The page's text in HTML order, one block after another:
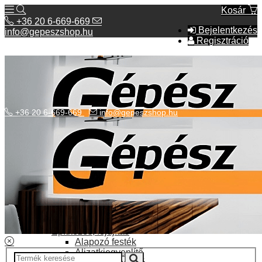
Kosár
Bejelentkezés
Regisztráció
+36 20 6-669-669
info@gepeszshop.hu
Kategóriák menü
Bolhapiac
Elektromos fűtés
Építkezés, fejújítás
Alapozó festék
Aljzatkiegyenlítő
+36 20 6-669-669 info@gepeszshop.hu